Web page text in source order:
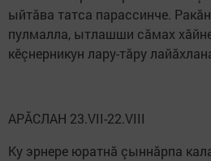
ыйтăва татса парассинче.
пулмалла, ытлашши сăмах
кӗçнерникун лару-тăру
АРĂСЛАН 23.VII-22.VIII
Ку эрнере юратнă çыннăрпа